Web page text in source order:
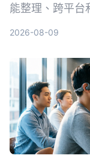
能整理、跨平台
2026-08-09